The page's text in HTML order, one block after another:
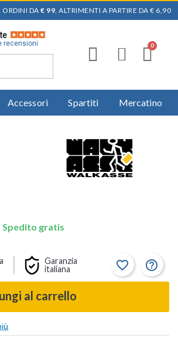
ORDINI DA€ 99, ALTRIMENTI A PARTIRE DA € 6,90
recensioni
Accessori Spartiti Mercatino
Spedito gratis
Garanzia
italiana
favorite_border help_outline
al carrello